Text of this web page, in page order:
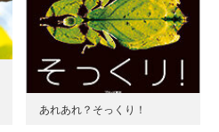
あれあれ？そっくり！